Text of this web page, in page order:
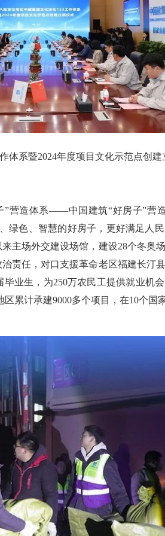
系暨2024年度项目文化示范点创建
造体系——中国建筑“好房子”营
绿色、智慧的好房子，更好满足人
主场外交建设场馆，建设28个冬奥
责任，对口支援革命老区福建长汀
业生，为250万农民工提供就业机
累计承建9000多个项目，在10个国